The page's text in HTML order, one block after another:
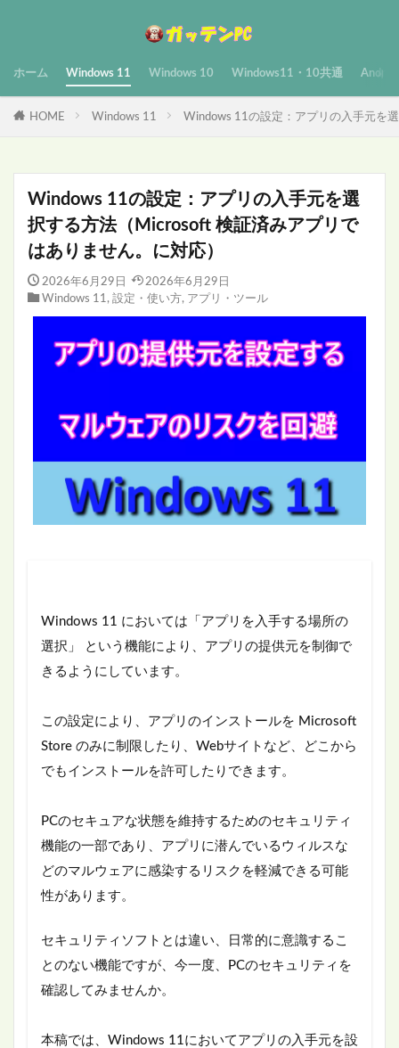
ホーム Windows 11 Windows 10 Windows11・10共通
HOME Windows 11 Windows 11の設定：アプリの入手元を
Windows 11の設定：アプリの入手元を選
択する方法（Microsoft 検証済みアプリで
はありません。に対応）
2026年6月29日
2026年6月29日
Windows 11 , 設定・使い方, アプリ・ツール
Windows 11 においては「アプリを入手する場所の
選択」 という機能により、アプリの提供元を制御で
きるようにしています。
この設定により、アプリのインストールを Microsoft
Store のみに制限したり、Webサイトなど、どこから
でもインストールを許可したりできます。
PCのセキュアな状態を維持するためのセキュリティ
機能の一部であり、アプリに潜んでいるウィルスな
どのマルウェアに感染するリスクを軽減できる可能
性があります。
セキュリティソフトとは違い、日常的に意識するこ
とのない機能ですが、今一度、PCのセキュリティを
確認してみませんか。
本稿では、Windows 11においてアプリの入手元を設